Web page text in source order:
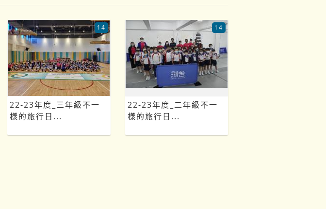
22-23年度_三年級不一
樣的旅行日...
14
22-23年度_二年級不一
樣的旅行日...
14